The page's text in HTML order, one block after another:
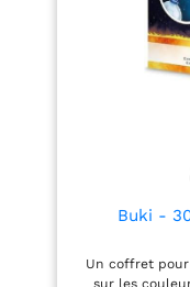
de batterie, et
piles AAA (non
Appuyez
le bouton
schémas de
des corps
travers des
: le système de
Buki -
Un coffret
sur les